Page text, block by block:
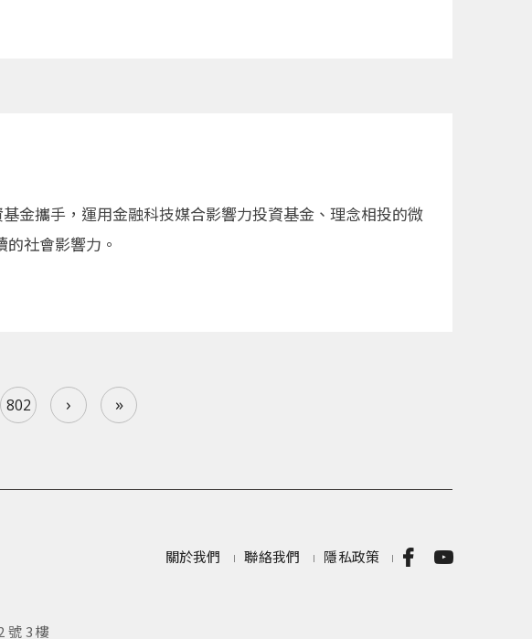
金攜手，運用金融科技媒合影響力投資基金、理念相投的微
社會影響力。
802 › »
關於我們 聯絡我們 隱私政策
號 3 樓